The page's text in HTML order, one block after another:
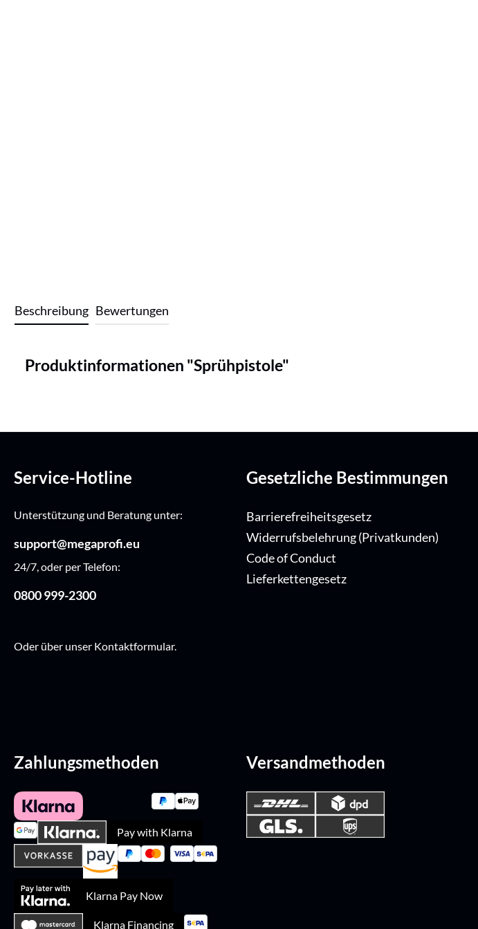
Beschreibung Bewertungen
Produktinformationen "Sprühpistole"
Service-Hotline
Unterstützung und Beratung unter:
support@megaprofi.eu
24/7, oder per Telefon:
0800 999-2300
Oder über unser Kontaktformular.
Gesetzliche Bestimmungen
Barrierefreiheitsgesetz
Widerrufsbelehrung (Privatkunden)
Code of Conduct
Lieferkettengesetz
Zahlungsmethoden
Pay with Klarna
Klarna Pay Now
Klarna Financing
Versandmethoden